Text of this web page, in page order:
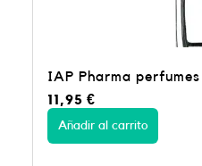
IAP Pharma
11,95€
Añadir al carrito